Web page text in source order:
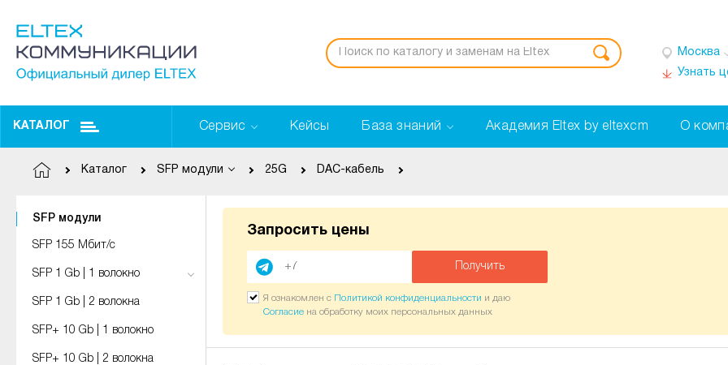
Москва
Узнать
КАТАЛОГ Сервис Кейсы База знаний Академия Eltex by eltexcm О
Каталог SFP модули 25G DAC-кабель
SFP модули
SFP 155 Мбит/с
SFP 1 Gb | 1 волокно
SFP 1 Gb | 2 волокна
SFP+ 10 Gb | 1 волокно
SFP+ 10 Gb | 2 волокна
Запросить цены
Получить
Я ознакомлен с Политикой конфиденциальности и даю
Согласие на обработку моих персональных данных